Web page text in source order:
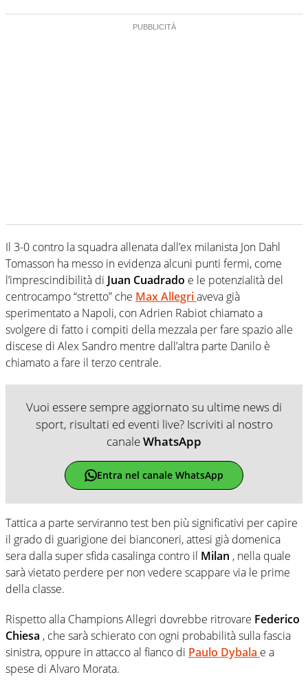
Il 3-0 contro la squadra allenata dall’ex milanista Jon Dahl
Tomasson ha messo in evidenza alcuni punti fermi, come
l’imprescindibilità di Juan Cuadrado e le potenzialità del
centrocampo “stretto” che Max Allegriaveva già
sperimentato a Napoli, con Adrien Rabiot chiamato a
svolgere di fatto i compiti della mezzala per fare spazio alle
discese di Alex Sandro mentre dall’altra parte Danilo è
chiamato a fare il terzo centrale.
Vuoi essere sempre aggiornato su ultime news di
sport, risultati ed eventi live? Iscriviti al nostro
canaleWhatsApp
Entra nel canale WhatsApp
Tattica a parte serviranno test ben più significativi per capire
il grado di guarigione dei bianconeri, attesi già domenica
sera dalla super sfida casalinga contro il Milan , nella quale
sarà vietato perdere per non vedere scappare via le prime
della classe.
Rispetto alla Champions Allegri dovrebbe ritrovare Federico
Chiesa , che sarà schierato con ogni probabilità sulla fascia
sinistra, oppure in attacco al fianco di Paulo Dybala e a
spese di Alvaro Morata.